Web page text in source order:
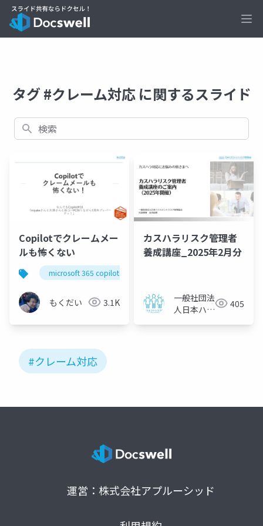
タグ #クレーム対応 に関するスライド
検索
Copilotでクレームメー
ルも怖くない
microsoft 365 copilot
もくだい 3.1K
カスハラリスク管理者
養成講座_2025年2月分
一般社団法
人日本ハラ
405
#クレーム対応
運営：株式会社アプルーシッド